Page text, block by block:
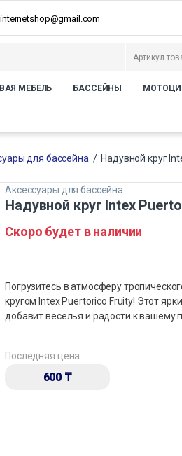
МЕБЕЛЬ БАССЕЙНЫ
для бассейна / Надувной круг
Аксессуары для бассейна
Надувной круг Intex
Скоро будет в наличии
Погрузитесь в атмосферу
кругом Intex Puertorico Fruity! Этот
добавит веселья и радости к вашему
Последняя цена:
600 ₸